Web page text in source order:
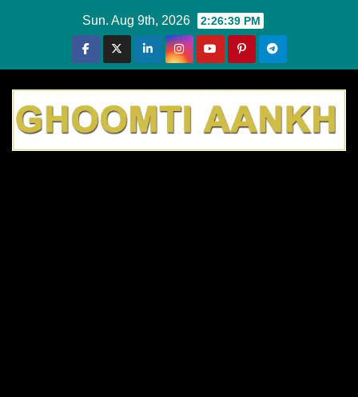
Sun. Aug 9th, 2026 2:26:39 PM